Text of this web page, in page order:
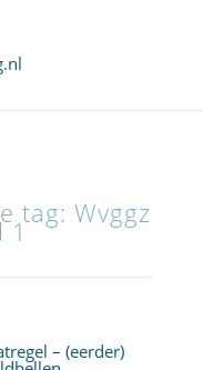
tag: Wvggz
1
– (eerder)